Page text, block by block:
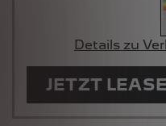
Details zu
JETZT